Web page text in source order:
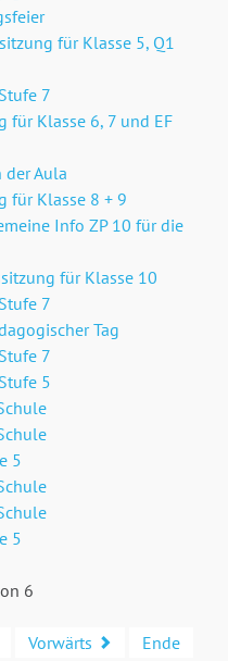
für Klasse 5, Q1
7
für Klasse 6, 7 und EF
der Aula
für Klasse 8 + 9
Info ZP 10 für die
für Klasse 10
7
Tag
7
5
5
5
6
Vorwärts Ende